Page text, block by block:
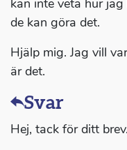
kan inte veta hur
de kan göra det.
Hjälp mig. Jag vill
är det.
Svar
Hej, tack för ditt brev.